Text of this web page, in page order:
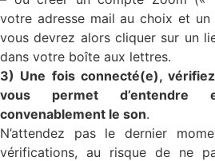
votre adresse mail au choix et
vous devrez alors cliquer sur un
dans votre boîte aux lettres.
3) Une fois connecté(e),
vous permet d’entendre
convenablement le son.
N’attendez pas le dernier
vérifications, au risque de ne